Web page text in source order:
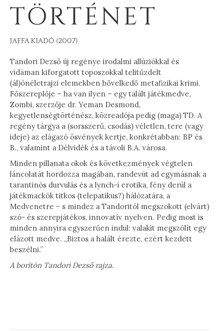
TÖRTÉNET
JAFFA KIADÓ (2007)
Tandori Dezső új regénye irodalmi allúziókkal és
vidáman kiforgatott toposzokkal telitűzdelt
(ál)önéletrajzi elemekben bővelkedő metafizikai krimi.
Főszereplője – ha van ilyen – egy talált játékmedve,
Zombi, szerzője dr. Yeman Desmond,
kegyetlenségtörténész, közreadója pedig (maga) TD. A
regény tárgya a (sorsszerű, csodás) véletlen, tere (vagy
ideje) az elágazó ösvények kertje, konkrétabban: BP és
B., valamint a Délvidék és a távoli B.A. városa.
Minden pillanata okok és következmények végtelen
láncolatát hordozza magában, randevút ad egymásnak a
tarantinós durvulás és a lynch-i erotika, fény derül a
játékmackók titkos (telepatikus?) hálózatára, a
Medvenetre – s mindez a Tandoritól megszokott (elvárt)
szó- és szerepjátékos, innovatív nyelven. Pedig most is
minden annyira egyszerűen indul: valakit megszólít egy
elázott medve. „Biztos a halált érezte, ezért kezdett
beszélni.”
A borítón Tandori Dezső rajza.